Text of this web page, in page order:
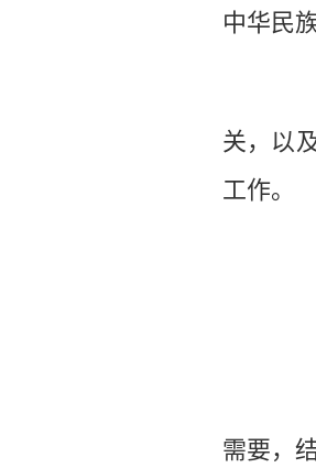
中华民
第
关，以
工作。
国
第
（
需要，